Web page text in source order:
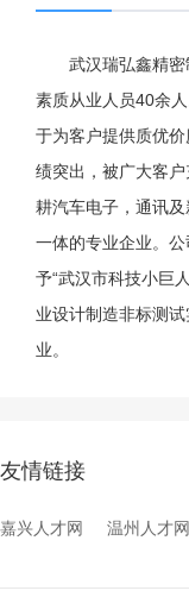
武汉瑞弘鑫精
素质从业人员40余
于为客户提供质优
绩突出，被广大客
耕汽车电子，通讯
一体的专业企业。
予“武汉市科技小巨
业设计制造非标测
业。
友情链接
嘉兴人才网 温州人才网